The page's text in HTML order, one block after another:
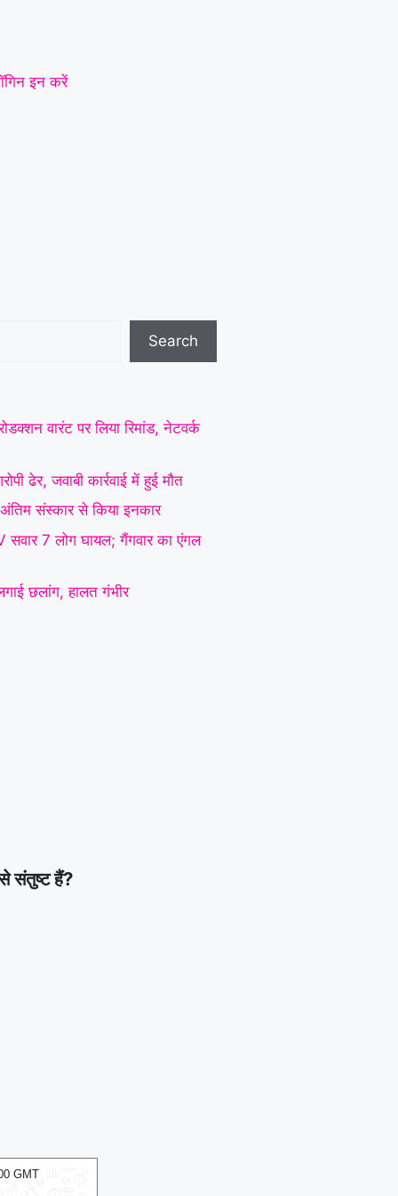
इन करें
Search
वारंट पर लिया रिमांड, नेटवर्क
ढेर, जवाबी कार्रवाई में हुई मौत
अंतिम संस्कार से किया इनकार
सवार 7 लोग घायल; गैंगवार का एंगल
छलांग, हालत गंभीर
संतुष्ट हैं?
GMT